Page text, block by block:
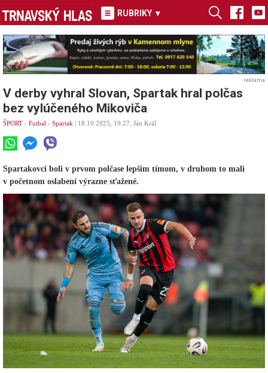
RUBRIKY ▾
reklama
V derby vyhral Slovan, Spartak hral polčas
bez vylúčeného Mikoviča
ŠPORT - Futbal - Spartak | 18.10.2025, 19.27, Ján Král
Spartakovci boli v prvom polčase lepším tímom, v druhom to mali
v početnom oslabení výrazne sťažené.